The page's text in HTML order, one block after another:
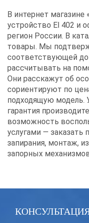
В интернет
устройство El 402 и
регион России. В
товары. Мы
соответствующей
рассчитывать на
Они расскажут об
сориентируют по
подходящую модель.
гарантия
возможность
услугами — заказать
запирания, монтаж,
запорных